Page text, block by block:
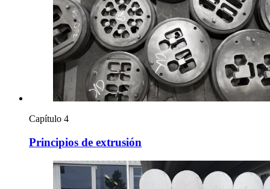
Capítulo 4
Principios de extrusión